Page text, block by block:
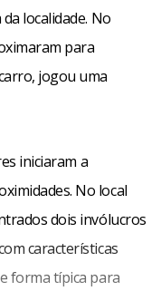
localidade. No
para
jogou uma
iniciaram a
No local
dois invólucros
características
forma típica para